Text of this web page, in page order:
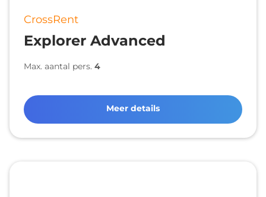
CrossRent
Explorer Advanced
Max. aantal pers. 4
Meer details